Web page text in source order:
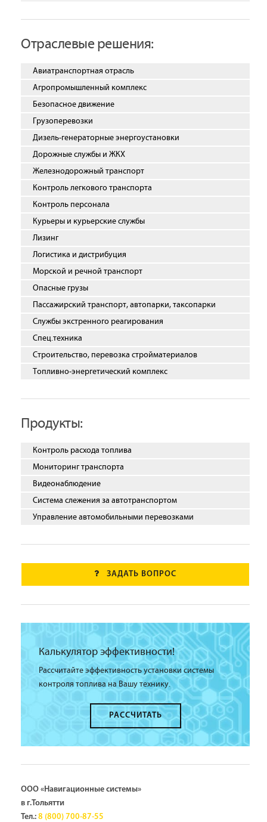
Отраслевые решения:
Авиатранспортная отрасль
Агропромышленный комплекс
Безопасное движение
Грузоперевозки
Дизель-генераторные энергоустановки
Дорожные службы и ЖКХ
Железнодорожный транспорт
Контроль легкового транспорта
Контроль персонала
Курьеры и курьерские службы
Лизинг
Логистика и дистрибуция
Морской и речной транспорт
Опасные грузы
Пассажирский транспорт, автопарки, таксопарки
Службы экстренного реагирования
Спец.техника
Строительство, перевозка стройматериалов
Топливно-энергетический комплекс
Продукты:
Контроль расхода топлива
Мониторинг транспорта
Видеонаблюдение
Система слежения за автотранспортом
Управление автомобильными перевозками
ЗАДАТЬ ВОПРОС
Калькулятор эффективности!
Рассчитайте эффективность установки системы
контроля топлива на Вашу технику.
РАССЧИТАТЬ
ООО «Навигационные системы»
в г.Тольятти
Тел.: 8 (800) 700-87-55